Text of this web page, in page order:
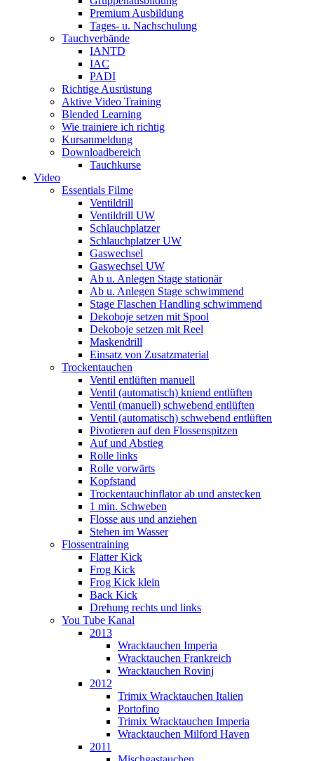
Premium Ausbildung
Tages- u. Nachschulung
Tauchverbände
IANTD
IAC
PADI
Richtige Ausrüstung
Aktive Video Training
Blended Learning
Wie trainiere ich richtig
Kursanmeldung
Downloadbereich
Tauchkurse
Video
Essentials Filme
Ventildrill
Ventildrill UW
Schlauchplatzer
Schlauchplatzer UW
Gaswechsel
Gaswechsel UW
Ab u. Anlegen Stage stationär
Ab u. Anlegen Stage schwimmend
Stage Flaschen Handling schwimmend
Dekoboje setzen mit Spool
Dekoboje setzen mit Reel
Maskendrill
Einsatz von Zusatzmaterial
Trockentauchen
Ventil entlüften manuell
Ventil (automatisch) kniend entlüften
Ventil (manuell) schwebend entlüften
Ventil (automatisch) schwebend entlüften
Pivotieren auf den Flossenspitzen
Auf und Abstieg
Rolle links
Rolle vorwärts
Kopfstand
Trockentauchinflator ab und anstecken
1 min. Schweben
Flosse aus und anziehen
Stehen im Wasser
Flossentraining
Flatter Kick
Frog Kick
Frog Kick klein
Back Kick
Drehung rechts und links
You Tube Kanal
2013
Wracktauchen Imperia
Wracktauchen Frankreich
Wracktauchen Rovinj
2012
Trimix Wracktauchen Italien
Portofino
Trimix Wracktauchen Imperia
Wracktauchen Milford Haven
2011